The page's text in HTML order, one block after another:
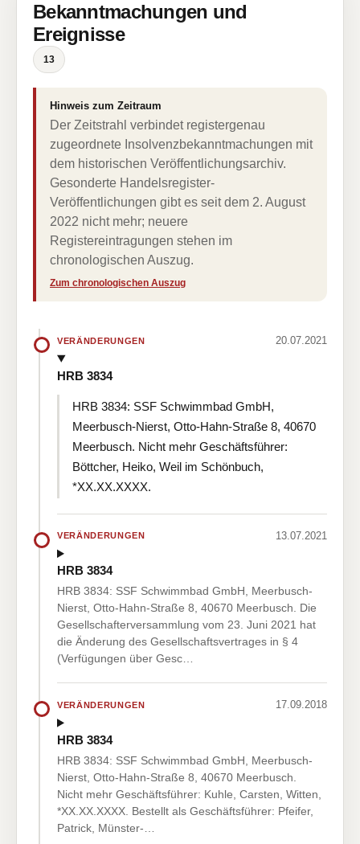
Bekanntmachungen und
Ereignisse
13
Hinweis zum Zeitraum
Der Zeitstrahl verbindet registergenau
zugeordnete Insolvenzbekanntmachungen mit
dem historischen Veröffentlichungsarchiv.
Gesonderte Handelsregister-
Veröffentlichungen gibt es seit dem 2. August
2022 nicht mehr; neuere
Registereintragungen stehen im
chronologischen Auszug.
Zum chronologischen Auszug
VERÄNDERUNGEN 20.07.2021
HRB 3834
HRB 3834: SSF Schwimmbad GmbH,
Meerbusch-Nierst, Otto-Hahn-Straße 8, 40670
Meerbusch. Nicht mehr Geschäftsführer:
Böttcher, Heiko, Weil im Schönbuch,
*XX.XX.XXXX.
VERÄNDERUNGEN 13.07.2021
HRB 3834
HRB 3834: SSF Schwimmbad GmbH, Meerbusch-
Nierst, Otto-Hahn-Straße 8, 40670 Meerbusch. Die
Gesellschafterversammlung vom 23. Juni 2021 hat
die Änderung des Gesellschaftsvertrages in § 4
(Verfügungen über Gesc…
VERÄNDERUNGEN 17.09.2018
HRB 3834
HRB 3834: SSF Schwimmbad GmbH, Meerbusch-
Nierst, Otto-Hahn-Straße 8, 40670 Meerbusch.
Nicht mehr Geschäftsführer: Kuhle, Carsten, Witten,
*XX.XX.XXXX. Bestellt als Geschäftsführer: Pfeifer,
Patrick, Münster-…